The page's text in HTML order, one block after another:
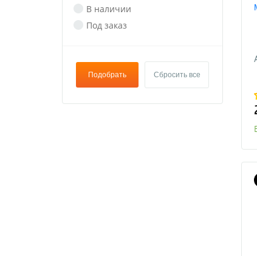
В наличии
Под заказ
Подобрать Сбросить все